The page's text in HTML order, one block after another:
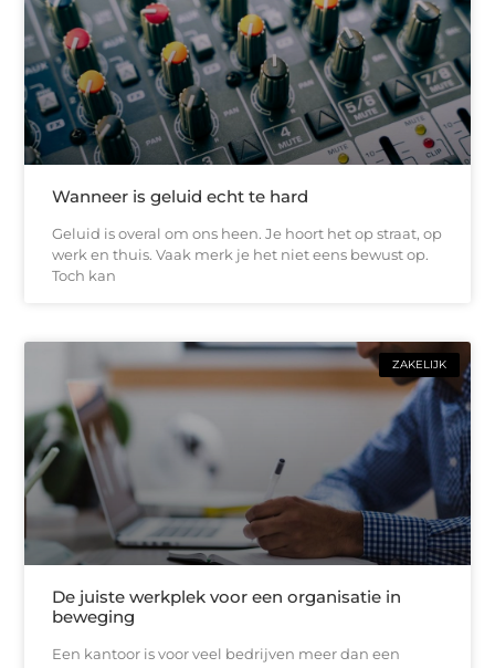
Wanneer is geluid echt te hard
Geluid is overal om ons heen. Je hoort het op straat, op
werk en thuis. Vaak merk je het niet eens bewust op.
Toch kan
ZAKELIJK
De juiste werkplek voor een organisatie in
beweging
Een kantoor is voor veel bedrijven meer dan een